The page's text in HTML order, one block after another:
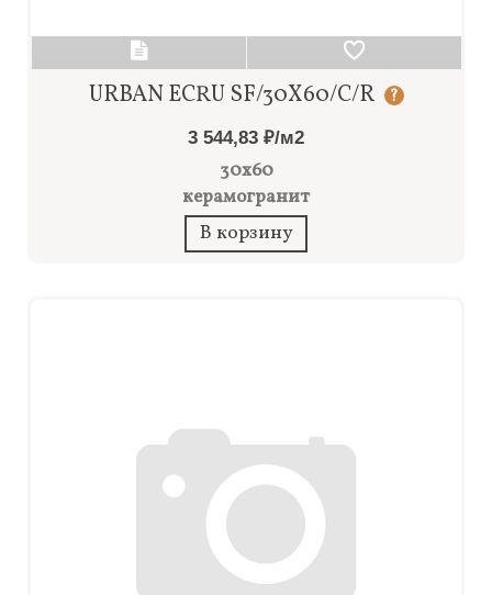
URBAN ECRU SF/30X60/C/R ?
3 544,83 ₽/м2
30x60
керамогранит
В корзину